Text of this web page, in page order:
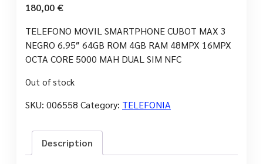
180,00 €
TELEFONO MOVIL SMARTPHONE CUBOT MAX 3
NEGRO 6.95″ 64GB ROM 4GB RAM 48MPX 16MPX
OCTA CORE 5000 MAH DUAL SIM NFC
Out of stock
SKU: 006558 Category: TELEFONIA
Description